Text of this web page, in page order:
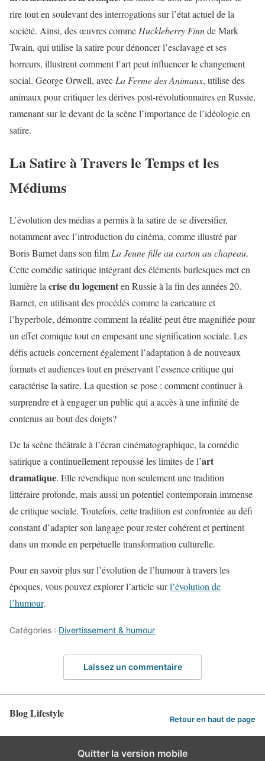
rire tout en soulevant des interrogations sur l’état actuel de la
société. Ainsi, des œuvres comme Huckleberry Finnde Mark
Twain, qui utilise la satire pour dénoncer l’esclavage et ses
horreurs, illustrent comment l’art peut influencer le changement
social. George Orwell, avec La Ferme des Animaux, utilise des
animaux pour critiquer les dérives post-révolutionnaires en Russie,
ramenant sur le devant de la scène l’importance de l’idéologie en
satire.
La Satire à Travers le Temps et les
Médiums
L’évolution des médias a permis à la satire de se diversifier,
notamment avec l’introduction du cinéma, comme illustré par
Boris Barnet dans son film La Jeune fille au carton au chapeau.
Cette comédie satirique intégrant des éléments burlesques met en
lumière la crise du logementen Russie à la fin des années 20.
Barnet, en utilisant des procédés comme la caricature et
l’hyperbole, démontre comment la réalité peut être magnifiée pour
un effet comique tout en empesant une signification sociale. Les
défis actuels concernent également l’adaptation à de nouveaux
formats et audiences tout en préservant l’essence critique qui
caractérise la satire. La question se pose : comment continuer à
surprendre et à engager un public qui a accès à une infinité de
contenus au bout des doigts?
De la scène théâtrale à l’écran cinématographique, la comédie
satirique a continuellement repoussé les limites de l’art
dramatique. Elle revendique non seulement une tradition
littéraire profonde, mais aussi un potentiel contemporain immense
de critique sociale. Toutefois, cette tradition est confrontée au défi
constant d’adapter son langage pour rester cohérent et pertinent
dans un monde en perpétuelle transformation culturelle.
Pour en savoir plus sur l’évolution de l’humour à travers les
époques, vous pouvez explorer l’article surl’évolution de
l’humour.
Catégories : Divertissement & humour
Laissez un commentaire
Blog Lifestyle Retour en haut de page
Quitter la version mobile